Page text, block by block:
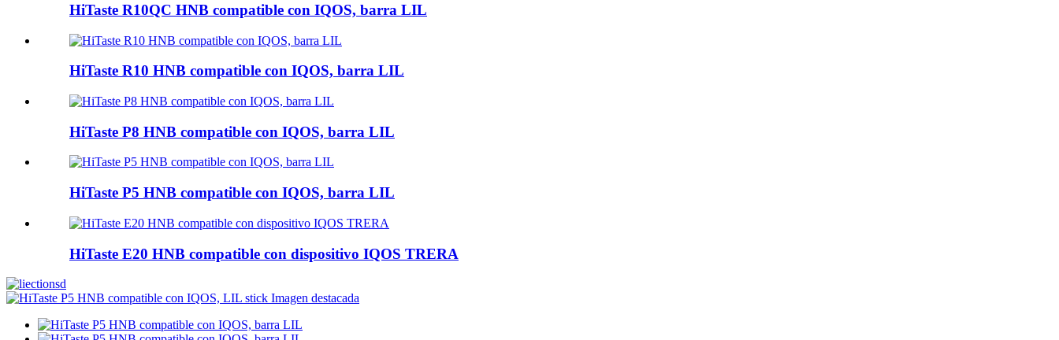
HiTaste R10QC HNB compatible con IQOS, barra LIL
HiTaste R10 HNB compatible con IQOS, barra LIL
HiTaste P8 HNB compatible con IQOS, barra LIL
HiTaste P5 HNB compatible con IQOS, barra LIL
HiTaste E20 HNB compatible con dispositivo IQOS TRERA